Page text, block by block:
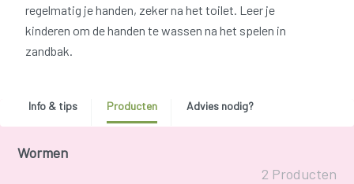
regelmatig je handen, zeker na het toilet. Leer je
kinderen om de handen te wassen na het spelen in
zandbak.
Info & tips Producten Advies nodig?
Wormen
2 Producten